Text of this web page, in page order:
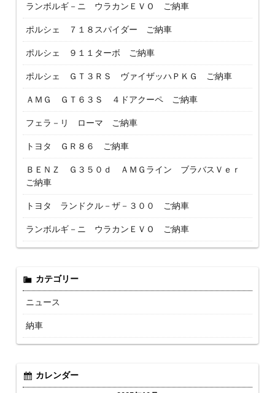
ランボルギ－ニ ウラカンＥＶＯ ご納車
ポルシェ ７１８スパイダー ご納車
ポルシェ ９１１ターボ ご納車
ポルシェ ＧＴ３ＲＳ ヴァイザッハＰＫＧ ご納車
ＡＭＧ ＧＴ６３Ｓ ４ドアクーペ ご納車
フェラ－リ ローマ ご納車
トヨタ ＧＲ８６ ご納車
ＢＥＮＺ Ｇ３５０ｄ ＡＭＧライン ブラバスＶｅｒ
ご納車
トヨタ ランドクル－ザ－３００ ご納車
ランボルギ－ニ ウラカンＥＶＯ ご納車
カテゴリー
ニュース
納車
カレンダー